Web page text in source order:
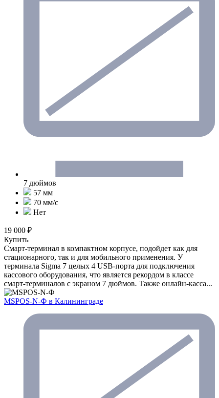
7 дюймов
57 мм
70 мм/с
Нет
19 000 ₽
Купить
Смарт-терминал в компактном корпусе, подойдет как для
стационарного, так и для мобильного применения. У
терминала Sigma 7 целых 4 USB-порта для подключения
кассового оборудования, что является рекордом в классе
смарт-терминалов с экраном 7 дюймов. Также онлайн-касса...
MSPOS-N-Ф в Калининграде